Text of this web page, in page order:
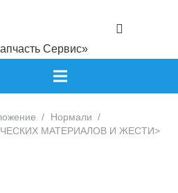
/ Нормали /
МАТЕРИАЛОВ И ЖЕСТИ>